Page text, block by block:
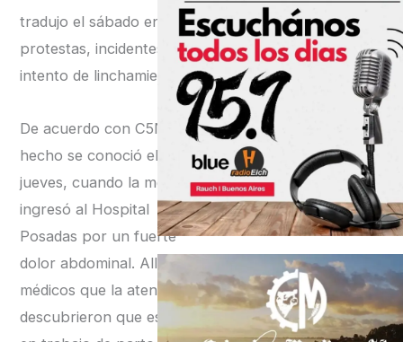
tradujo el sábado en
protestas, incidentes y un
intento de linchamiento.
De acuerdo con C5N, el
hecho se conoció el
jueves, cuando la menor
ingresó al Hospital
Posadas por un fuerte
dolor abdominal. Allí, los
médicos que la atendieron
descubrieron que estaba